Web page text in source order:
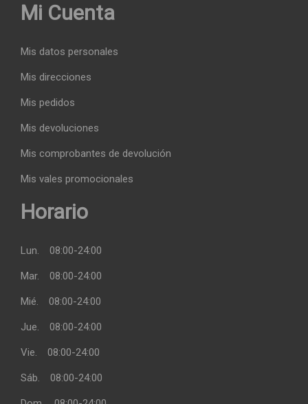
Mi Cuenta
Mis datos personales
Mis direcciones
Mis pedidos
Mis devoluciones
Mis comprobantes de devolución
Mis vales promocionales
Horario
Lun. 08:00-24:00
Mar. 08:00-24:00
Mié. 08:00-24:00
Jue. 08:00-24:00
Vie. 08:00-24:00
Sáb. 08:00-24:00